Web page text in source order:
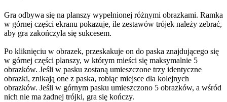
Gra odbywa się na planszy wypełnionej różnymi obrazkami. Ramka
w górnej części ekranu pokazuje, ile zestawów trójek należy zebrać,
aby gra zakończyła się sukcesem.
Po kliknięciu w obrazek, przeskakuje on do paska znajdującego się
w górnej części planszy, w którym mieści się maksymalnie 5
obrazków. Jeśli w pasku zostaną umieszczone trzy identyczne
obrazki, znikają one z paska, robiąc miejsce dla kolejnych
obrazków. Jeśli w górnym pasku umieszczono 5 obrazków, a wśród
nich nie ma żadnej trójki, gra się kończy.